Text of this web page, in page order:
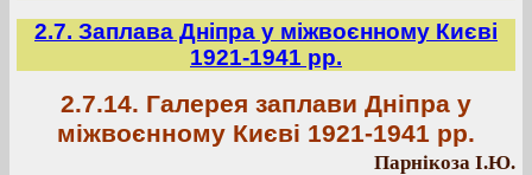
2.7. Заплава Дніпра у міжвоєнному Києві
1921-1941 рр.
2.7.14. Галерея заплави Дніпра у
міжвоєнному Києві 1921-1941 рр.
Парнікоза І.Ю.